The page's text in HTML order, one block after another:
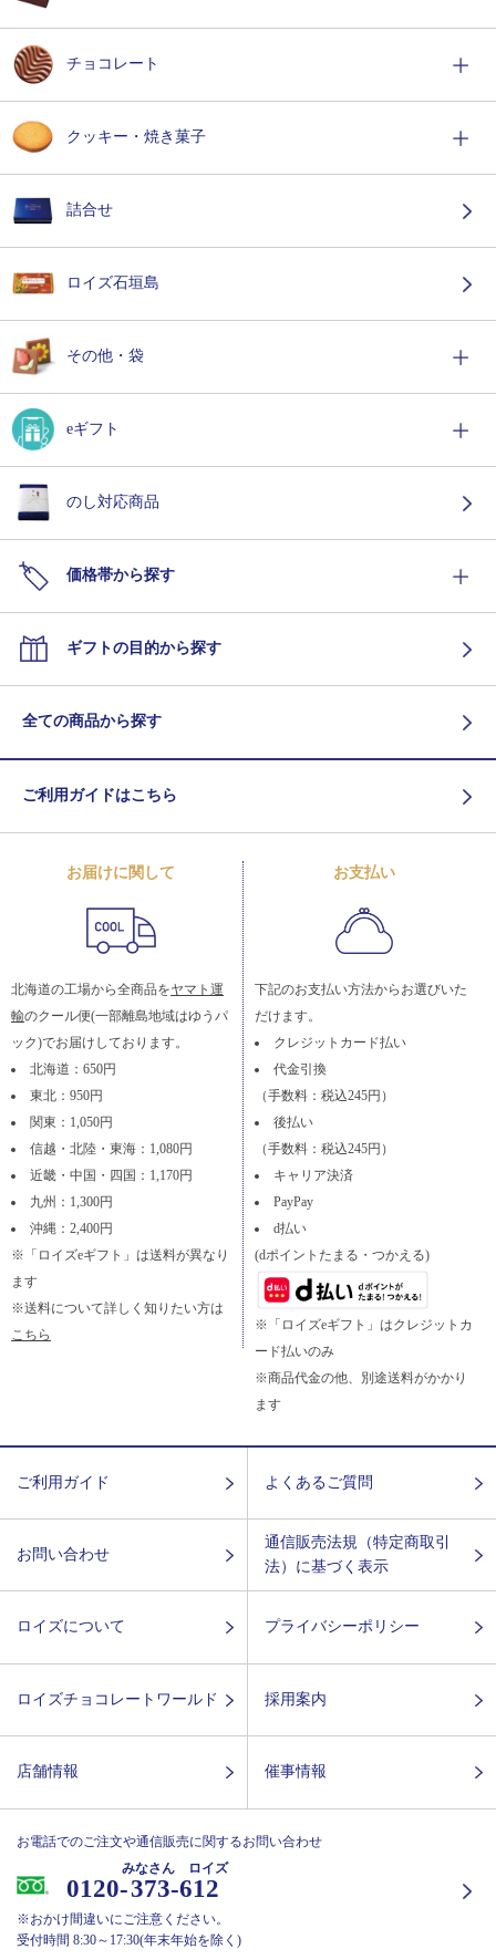
チョコレート
クッキー・焼き菓子
詰合せ
ロイズ石垣島
その他・袋
eギフト
のし対応商品
価格帯から探す
ギフトの目的から探す
全ての商品から探す
ご利用ガイドはこちら
お届けに関して
北海道の工場から全商品をヤマト運
輸のクール便(一部離島地域はゆうパ
ック)でお届けしております。
北海道：650円
東北：950円
関東：1,050円
信越・北陸・東海：1,080円
近畿・中国・四国：1,170円
九州：1,300円
沖縄：2,400円
※「ロイズeギフト」は送料が異なり
ます
※送料について詳しく知りたい方は
こちら
お支払い
下記のお支払い方法からお選びいた
だけます。
クレジットカード払い
代金引換
（手数料：税込245円）
後払い
（手数料：税込245円）
キャリア決済
PayPay
d払い
(dポイントたまる・つかえる)
※「ロイズeギフト」はクレジットカ
ード払いのみ
※商品代金の他、別途送料がかかり
ます
ご利用ガイド よくあるご質問
お問い合わせ
通信販売法規（特定商取引
法）に基づく表示
ロイズについて プライバシーポリシー
ロイズチョコレートワールド 採用案内
店舗情報 催事情報
お電話でのご注文や通信販売に関するお問い合わせ
0120-373-612
みなさん ロイズ
※おかけ間違いにご注意ください。
受付時間 8:30～17:30(年末年始を除く)